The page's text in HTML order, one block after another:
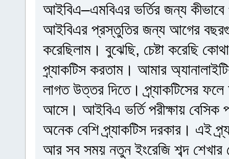
আইবিএ–এমবিএর ভর্তির জন্য কীভাবে
আইবিএর প্রস্তুতির জন্য আগের
করেছিলাম। বুঝেছি, চেষ্টা করেছি
প্র্যাকটিস করতাম। আমার
লাগত উত্তর দিতে। প্র্যাকটিসের
আসে। আইবিএ ভর্তি পরীক্ষায়
অনেক বেশি প্র্যাকটিস দরকার। এই
আর সব সময় নতুন ইংরেজি শব্দ শেখার